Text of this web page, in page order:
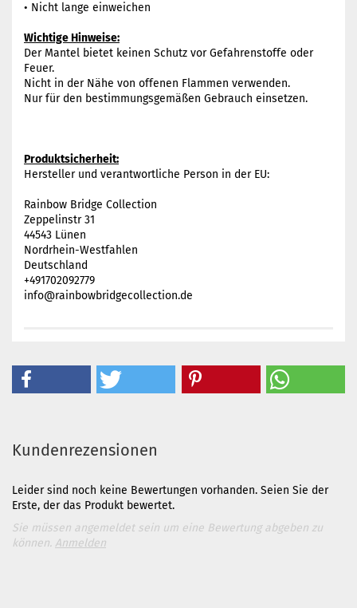
• Nicht lange einweichen
Wichtige Hinweise:
Der Mantel bietet keinen Schutz vor Gefahrenstoffe oder
Feuer.
Nicht in der Nähe von offenen Flammen verwenden.
Nur für den bestimmungsgemäßen Gebrauch einsetzen.
Produktsicherheit:
Hersteller und verantwortliche Person in der EU:
Rainbow Bridge Collection
Zeppelinstr 31
44543 Lünen
Nordrhein-Westfahlen
Deutschland
+491702092779
info@rainbowbridgecollection.de
Kundenrezensionen
Leider sind noch keine Bewertungen vorhanden. Seien Sie der
Erste, der das Produkt bewertet.
Sie müssen angemeldet sein um eine Bewertung abgeben zu
können. Anmelden